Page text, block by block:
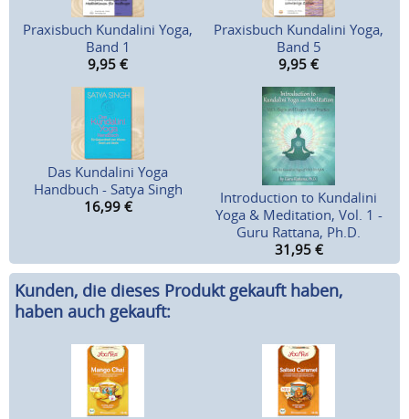
Praxisbuch Kundalini Yoga,
Band 1
9,95 €
Praxisbuch Kundalini Yoga,
Band 5
9,95 €
Das Kundalini Yoga
Handbuch - Satya Singh
16,99 €
Introduction to Kundalini
Yoga & Meditation, Vol. 1 -
Guru Rattana, Ph.D.
31,95 €
Kunden, die dieses Produkt gekauft haben,
haben auch gekauft: